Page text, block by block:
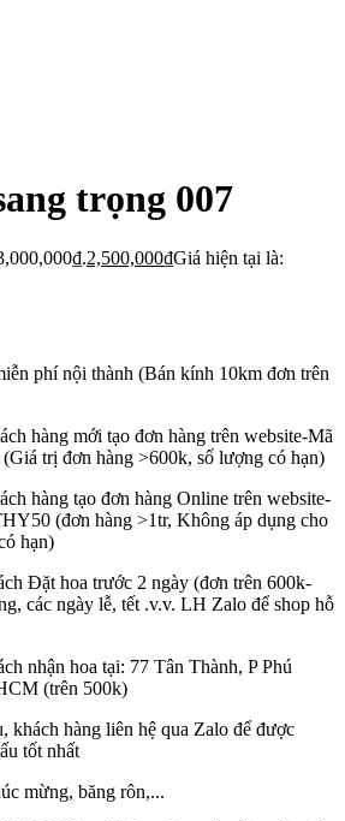
trọng 007
2,500,000₫Giá hiện tại là:
phí nội thành (Bán kính 10km đơn trên
hàng mới tạo đơn hàng trên website-Mã
trị đơn hàng >600k, số lượng có hạn)
hàng tạo đơn hàng Online trên website-
(đơn hàng >1tr, Không áp dụng cho
hạn)
Đặt hoa trước 2 ngày (đơn trên 600k-
các ngày lễ, tết .v.v. LH Zalo để shop hỗ
nhận hoa tại: 77 Tân Thành, P Phú
(trên 500k)
khách hàng liên hệ qua Zalo để được
tốt nhất
mừng, băng rôn,...